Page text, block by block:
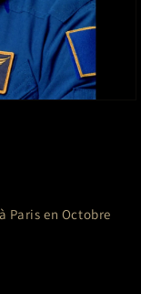
Paris en Octobre